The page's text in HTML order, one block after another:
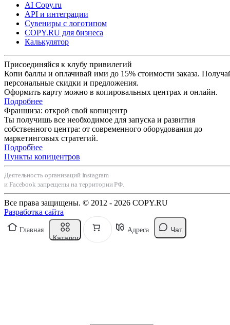
AI Copy.ru
API и интеграции
Сувениры с логотипом
COPY.RU для бизнеса
Калькулятор
Присоединяйся к клубу привилегий
Копи баллы и оплачивай ими до 15% стоимости заказа.
персональные скидки и предложения.
Оформить карту можно в копировальных центрах и онлайн.
Подробнее
Франшиза: открой свой копицентр
Ты получишь все необходимое для запуска и развития
собственного центра: от современного оборудования до
маркетинговых стратегий.
Подробнее
Пункты копицентров
Деятельность организаций Instagram
и Facebook запрещены на территории РФ.
Все права защищены. © 2012 - 2026 COPY.RU
Разработка сайта
Главная
Каталог
Адреса Чат